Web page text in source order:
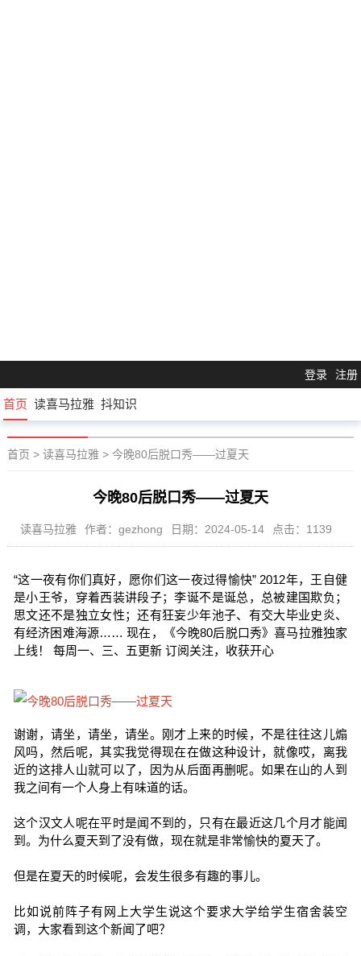
登录 注册
首页 读喜马拉雅 抖知识
首页 > 读喜马拉雅> 今晚80后脱口秀——过夏天
今晚80后脱口秀——过夏天
读喜马拉雅 作者：gezhong 日期：2024-05-14 点击：1139
“这一夜有你们真好，愿你们这一夜过得愉快” 2012年，王自健
是小王爷，穿着西装讲段子；李诞不是诞总，总被建国欺负；
思文还不是独立女性；还有狂妄少年池子、有交大毕业史炎、
有经济困难海源…… 现在，《今晚80后脱口秀》喜马拉雅独家
上线！ 每周一、三、五更新 订阅关注，收获开心
谢谢，请坐，请坐，请坐。刚才上来的时候，不是往往这儿煽
风吗，然后呢，其实我觉得现在在做这种设计，就像哎，离我
近的这排人山就可以了，因为从后面再删呢。如果在山的人到
我之间有一个人身上有味道的话。
这个汉文人呢在平时是闻不到的，只有在最近这几个月才能闻
到。为什么夏天到了没有做，现在就是非常愉快的夏天了。
但是在夏天的时候呢，会发生很多有趣的事儿。
比如说前阵子有网上大学生说这个要求大学给学生宿舍装空
调，大家看到这个新闻了吧？